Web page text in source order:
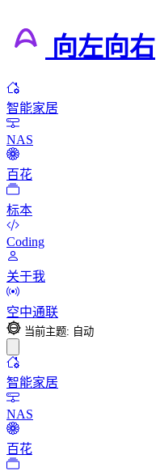
向左向右
智能家居
NAS
百花
标本
Coding
关于我
空中通联
当前主题: 自动
智能家居
NAS
百花